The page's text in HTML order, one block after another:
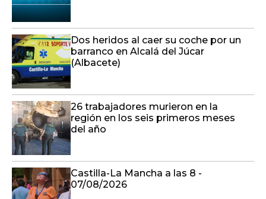
Dos heridos al caer su coche por un
barranco en Alcalá del Júcar
(Albacete)
26 trabajadores murieron en la
región en los seis primeros meses
del año
Castilla-La Mancha a las 8 -
07/08/2026